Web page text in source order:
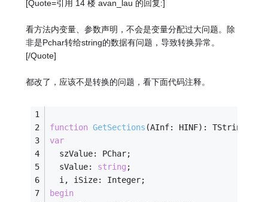
[Quote=引用 14 楼 avan_lau 的回复:]
看方法内变量、参数声明，不会是变量分配过大问题。除
非是Pchar转给string的数据有问题，导致转换异常。
[/Quote]
都改了，应该不是转换的问题，看下面代码注释。
function GetSections (AInf: HINF) :
TStrings;
var
  szValue: PChar;
  sValue:
string ;
  i, iSize: Integer;
begin